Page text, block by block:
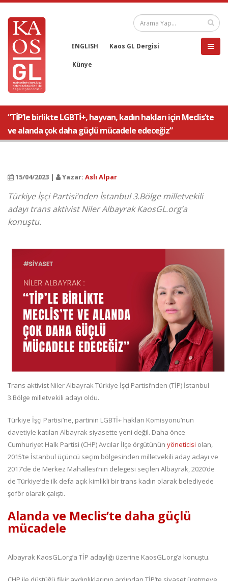
ENGLISH Kaos GL Dergisi
Künye
“TİP’le birlikte LGBTİ+, hayvan, kadın hakları için Meclis’te
ve alanda çok daha güçlü mücadele edeceğiz”
15/04/2023 | Yazar: Aslı Alpar
Türkiye İşçi Partisi’nden İstanbul 3.Bölge milletvekili
adayı trans aktivist Niler Albayrak KaosGL.org’a
konuştu.
Trans aktivist Niler Albayrak Türkiye İşçi Partisi’nden (TİP) İstanbul
3.Bölge milletvekili adayı oldu.
Türkiye İşçi Partisi’ne, partinin LGBTİ+ hakları Komisyonu’nun
davetiyle katılan Albayrak siyasette yeni değil. Daha önce
Cumhuriyet Halk Partisi (CHP) Avcılar İlçe örgütünün yöneticisi olan,
2015’te İstanbul üçüncü seçim bölgesinden milletvekili aday adayı ve
2017’de de Merkez Mahallesi’nin delegesi seçilen Albayrak, 2020’de
de Türkiye’de ilk defa açık kimlikli bir trans kadın olarak belediyede
şoför olarak çalıştı.
Alanda ve Meclis’te daha güçlü
mücadele
Albayrak KaosGL.org’a TİP adaylığı üzerine KaosGL.org’a konuştu.